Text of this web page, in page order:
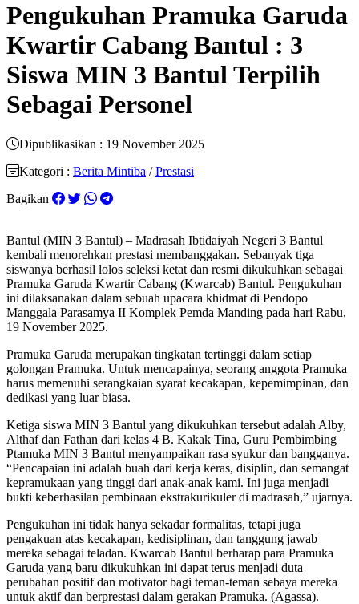
Pengukuhan Pramuka Garuda
Kwartir Cabang Bantul : 3
Siswa MIN 3 Bantul Terpilih
Sebagai Personel
Dipublikasikan : 19 November 2025
Kategori : Berita Mintiba /Prestasi
Bagikan
Bantul (MIN 3 Bantul) – Madrasah Ibtidaiyah Negeri 3 Bantul
kembali menorehkan prestasi membanggakan. Sebanyak tiga
siswanya berhasil lolos seleksi ketat dan resmi dikukuhkan sebagai
Pramuka Garuda Kwartir Cabang (Kwarcab) Bantul. Pengukuhan
ini dilaksanakan dalam sebuah upacara khidmat di Pendopo
Manggala Parasamya II Komplek Pemda Manding pada hari Rabu,
19 November 2025.
Pramuka Garuda merupakan tingkatan tertinggi dalam setiap
golongan Pramuka. Untuk mencapainya, seorang anggota Pramuka
harus memenuhi serangkaian syarat kecakapan, kepemimpinan, dan
dedikasi yang luar biasa.
Ketiga siswa MIN 3 Bantul yang dikukuhkan tersebut adalah Alby,
Althaf dan Fathan dari kelas 4 B. Kakak Tina, Guru Pembimbing
Ptamuka MIN 3 Bantul menyampaikan rasa syukur dan bangganya.
“Pencapaian ini adalah buah dari kerja keras, disiplin, dan semangat
kepramukaan yang tinggi dari anak-anak kami. Ini juga menjadi
bukti keberhasilan pembinaan ekstrakurikuler di madrasah,” ujarnya.
Pengukuhan ini tidak hanya sekadar formalitas, tetapi juga
pengakuan atas kecakapan, kedisiplinan, dan tanggung jawab
mereka sebagai teladan. Kwarcab Bantul berharap para Pramuka
Garuda yang baru dikukuhkan ini dapat terus menjadi duta
perubahan positif dan motivator bagi teman-teman sebaya mereka
untuk aktif dan berprestasi dalam gerakan Pramuka. (Agassa).